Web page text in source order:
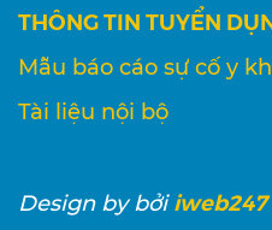
THÔNG TIN TUYỂN
Mẫu báo cáo sự cố y
Tài liệu nội bộ
Designby bởi iweb247